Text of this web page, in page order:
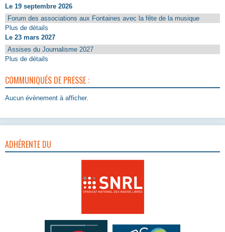
Le 19 septembre 2026
Forum des associations aux Fontaines avec la fête de la musique
Plus de détails
Le 23 mars 2027
Assises du Journalisme 2027
Plus de détails
COMMUNIQUÉS DE PRESSE :
Aucun évènement à afficher.
ADHÉRENTE DU